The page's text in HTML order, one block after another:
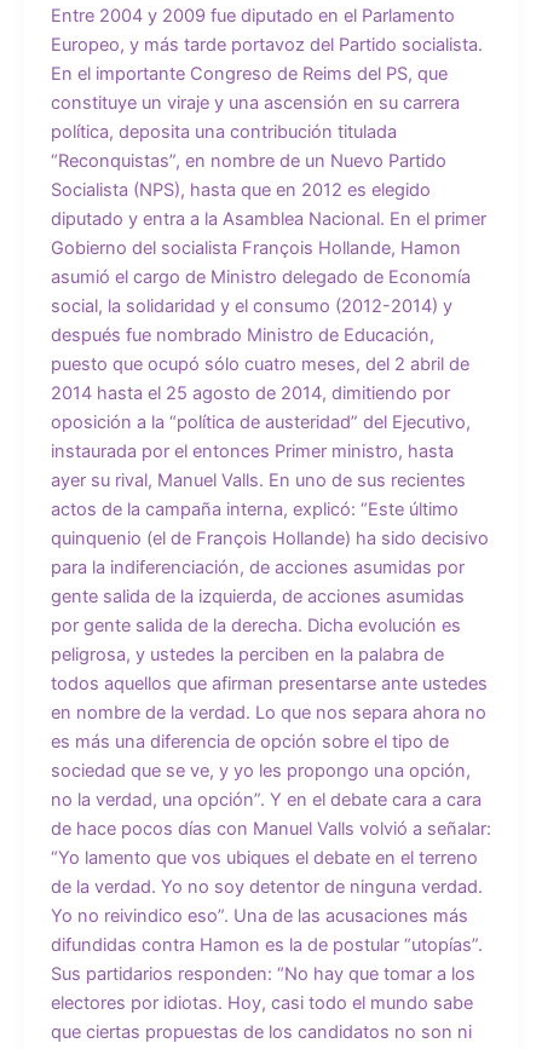
Entre 2004 y 2009 fue diputado en el Parlamento
Europeo, y más tarde portavoz del Partido socialista.
En el importante Congreso de Reims del PS, que
constituye un viraje y una ascensión en su carrera
política, deposita una contribución titulada
“Reconquistas”, en nombre de un Nuevo Partido
Socialista (NPS), hasta que en 2012 es elegido
diputado y entra a la Asamblea Nacional. En el primer
Gobierno del socialista François Hollande, Hamon
asumió el cargo de Ministro delegado de Economía
social, la solidaridad y el consumo (2012-2014) y
después fue nombrado Ministro de Educación,
puesto que ocupó sólo cuatro meses, del 2 abril de
2014 hasta el 25 agosto de 2014, dimitiendo por
oposición a la “política de austeridad” del Ejecutivo,
instaurada por el entonces Primer ministro, hasta
ayer su rival, Manuel Valls. En uno de sus recientes
actos de la campaña interna, explicó: “Este último
quinquenio (el de François Hollande) ha sido decisivo
para la indiferenciación, de acciones asumidas por
gente salida de la izquierda, de acciones asumidas
por gente salida de la derecha. Dicha evolución es
peligrosa, y ustedes la perciben en la palabra de
todos aquellos que afirman presentarse ante ustedes
en nombre de la verdad. Lo que nos separa ahora no
es más una diferencia de opción sobre el tipo de
sociedad que se ve, y yo les propongo una opción,
no la verdad, una opción”. Y en el debate cara a cara
de hace pocos días con Manuel Valls volvió a señalar:
“Yo lamento que vos ubiques el debate en el terreno
de la verdad. Yo no soy detentor de ninguna verdad.
Yo no reivindico eso”. Una de las acusaciones más
difundidas contra Hamon es la de postular “utopías”.
Sus partidarios responden: “No hay que tomar a los
electores por idiotas. Hoy, casi todo el mundo sabe
que ciertas propuestas de los candidatos no son ni